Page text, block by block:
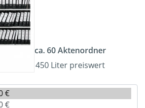
ca. 60 Aktenordner
450 Liter preiswert